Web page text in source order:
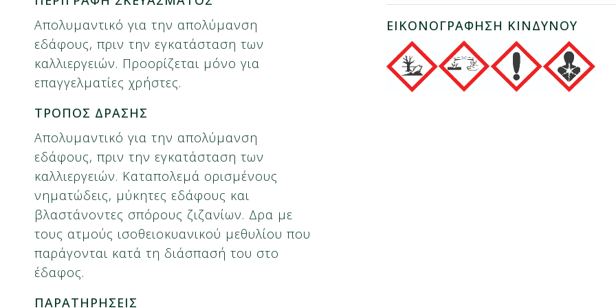
Απολυμαντικό για την απολύμανση
εδάφους, πριν την εγκατάσταση των
καλλιεργειών. Προορίζεται μόνο για
επαγγελματίες χρήστες.
ΤΡΟΠΟΣ ΔΡΑΣΗΣ
Απολυμαντικό για την απολύμανση
εδάφους, πριν την εγκατάσταση των
καλλιεργειών. Καταπολεμά ορισμένους
νηματώδεις, μύκητες εδάφους και
βλαστάνοντες σπόρους ζιζανίων. Δρα με
τους ατμούς ισοθειοκυανικού μεθυλίου που
παράγονται κατά τη διάσπασή του στο
έδαφος.
ΠΑΡΑΤΗΡΗΣΕΙΣ
ΕΙΚΟΝΟΓΡΑΦΗΣΗ ΚΙΝΔΥΝΟΥ